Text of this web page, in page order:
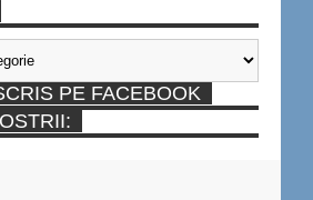
PE FACEBOOK